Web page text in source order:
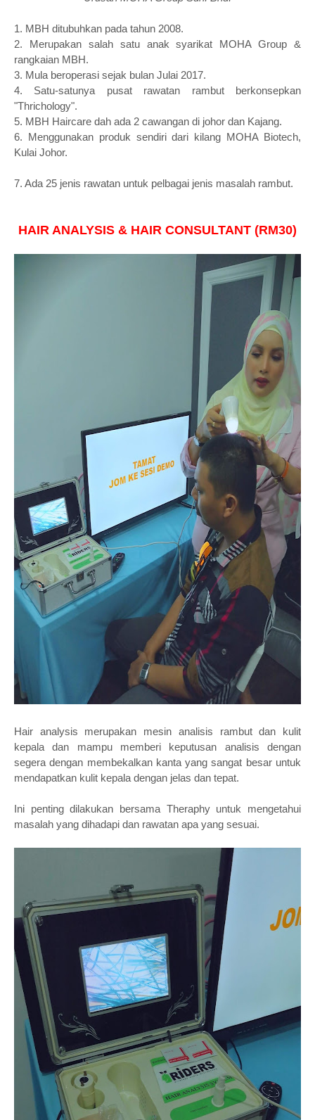
1. MBH ditubuhkan pada tahun 2008.
2. Merupakan salah satu anak syarikat MOHA Group &
rangkaian MBH.
3. Mula beroperasi sejak bulan Julai 2017.
4. Satu-satunya pusat rawatan rambut berkonsepkan
"Thrichology".
5. MBH Haircare dah ada 2 cawangan di johor dan Kajang.
6. Menggunakan produk sendiri dari kilang MOHA Biotech,
Kulai Johor.
7. Ada 25 jenis rawatan untuk pelbagai jenis masalah rambut.
HAIR ANALYSIS & HAIR CONSULTANT (RM30)
Hair analysis merupakan mesin analisis rambut dan kulit
kepala dan mampu memberi keputusan analisis dengan
segera dengan membekalkan kanta yang sangat besar untuk
mendapatkan kulit kepala dengan jelas dan tepat.
Ini penting dilakukan bersama Theraphy untuk mengetahui
masalah yang dihadapi dan rawatan apa yang sesuai.